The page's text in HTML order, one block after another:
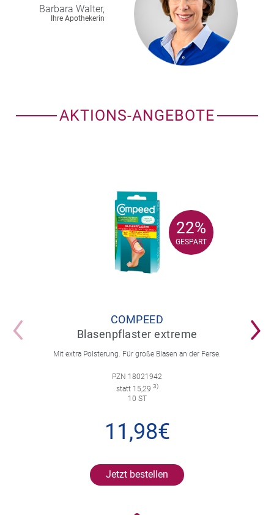
Barbara Walter,
Ihre Apothekerin
AKTIONS-ANGEBOTE
22%
GESPART
22%
GESPART
COMPEED
Blasenpflaster extreme
Mit extra Polsterung. Für große Blasen an der Ferse.
PZN 18021942
statt 15,29 3)
10 ST
11,98€
Jetzt bestellen